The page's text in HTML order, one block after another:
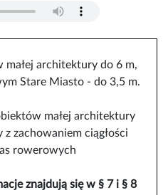
architektury do 6 m,
Stare Miasto - do 3,5 m.
małej architektury
zachowaniem ciągłości
rowerowych
znajdują się w § 7 i § 8